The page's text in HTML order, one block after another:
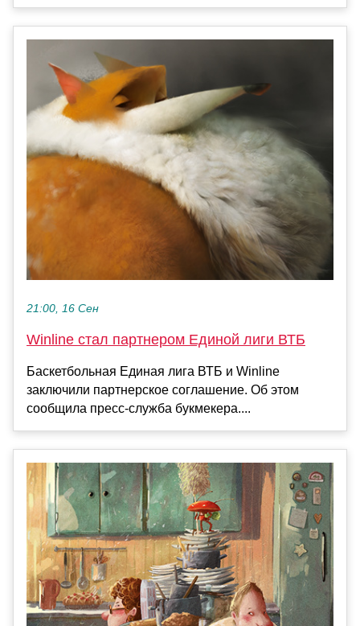
21:00, 16 Сен
Winline стал партнером Единой лиги ВТБ
Баскетбольная Единая лига ВТБ и Winline
заключили партнерское соглашение. Об этом
сообщила пресс-служба букмекера....